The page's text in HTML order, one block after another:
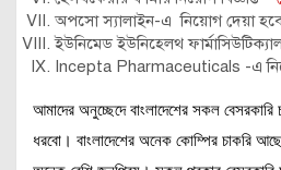
অপসো স্যালাইন-এ নিয়োগ দেয়া
ইউনিমেড ইউনিহেলথ
Incepta Pharmaceuticals -এ
আমাদের অনুচ্ছেদে বাংলাদেশের সকল বেসরকারি
ধরবো। বাংলাদেশের অনেক কোম্পির চাকরি